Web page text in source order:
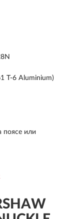
T-6 Aluminium)
поясе или